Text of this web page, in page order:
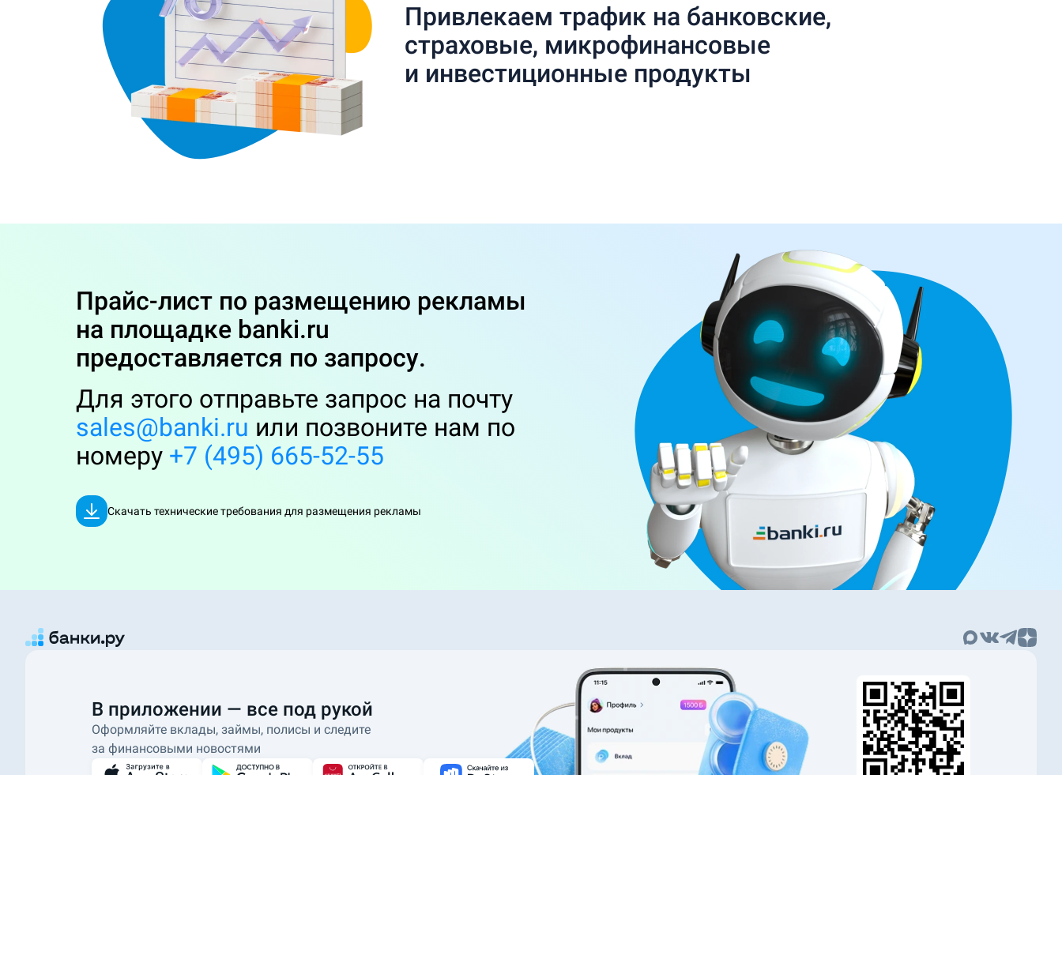
Привлекаем трафик на банковские,
страховые, микрофинансовые
и инвестиционные продукты
Прайс-лист по размещению рекламы
на площадке banki.ru
предоставляется по запросу.
Для этого отправьте запрос на почту
sales@banki.ru или позвоните нам по
номеру +7 (495) 665-52-55
Скачать технические требования для размещения рекламы
В приложении — все под рукой
Оформляйте вклады, займы, полисы и следите
за финансовыми новостями